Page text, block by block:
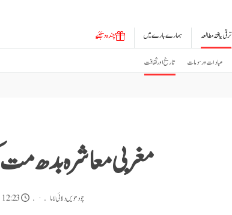
ترقی یافتہ مطالعہ
عبادات و رسومات تاریخ اور ثقافت
ہمارے بارے میں چندہ دیجئیے
مغربی معاشرہ بدھ
چودھویں دلائی لاما 12:23